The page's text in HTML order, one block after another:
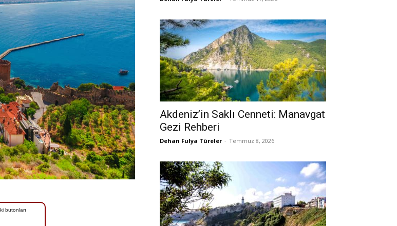
butonları
Akdeniz’in Saklı Cenneti: Manavgat
Gezi Rehberi
Dehan Fulya Türeler - Temmuz 8, 2026